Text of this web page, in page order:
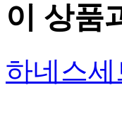
이 상품
하네스세